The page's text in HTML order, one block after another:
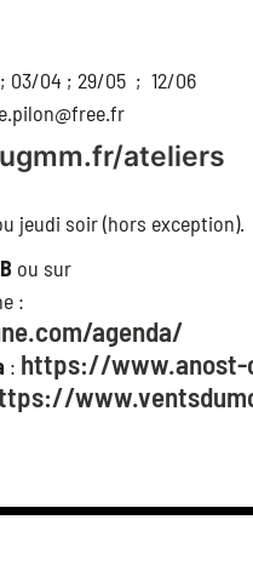
; 03/04 ; 29/05 ; 12/06
ateliers
jeudi soir (hors exception).
ou sur
:
agenda/
: https://